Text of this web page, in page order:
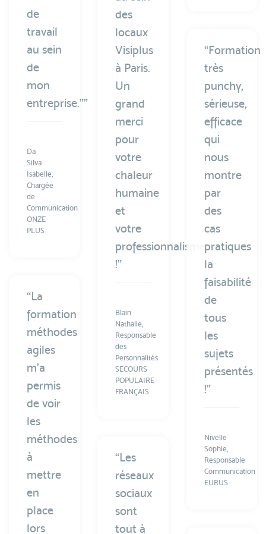
de
travail
au sein
de
mon
entreprise."”
Da
Silva
Isabelle,
Chargée
de
Communication
ONZE
PLUS
des
locaux
Visiplus
à Paris.
Un
grand
merci
pour
votre
chaleur
humaine
et
votre
professionnalisme
!”
Blain
Nathalie,
Responsable
des
Personnalités
SECOURS
POPULAIRE
FRANÇAIS
“Formation
très
punchy,
sérieuse,
efficace
qui
nous
montre
par
des
cas
pratiques
la
faisabilité
de
tous
les
sujets
présentés
!”
Nivelle
Sophie,
Responsable
Communication
EURUS
“La
formation
méthodes
agiles
m’a
permis
de voir
les
méthodes
à
mettre
en
place
lors
“Les
réseaux
sociaux
sont
tout à